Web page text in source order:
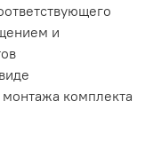
и
комплекта